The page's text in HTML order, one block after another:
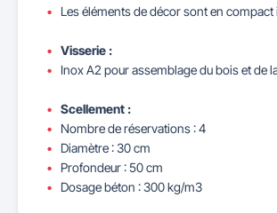
Les éléments de décor sont en
Visserie :
Inox A2 pour assemblage du bois et de
Scellement :
Nombre de réservations : 4
Diamètre : 30 cm
Profondeur : 50 cm
Dosage béton : 300 kg/m3